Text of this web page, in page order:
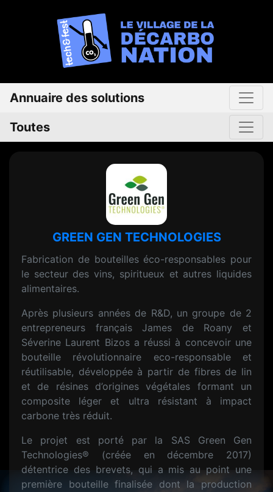
Annuaire des solutions
Toutes
GREEN GEN TECHNOLOGIES
Fabrication de bouteilles éco-responsables pour
le secteur des vins, spiritueux et autres liquides
alimentaires.
Après plusieurs années de R&D, un groupe de 2
entrepreneurs français James de Roany et
Séverine Laurent Bizos a réussi à concevoir une
bouteille révolutionnaire eco-responsable et
réutilisable, développée à partir de fibres de lin
et de résines d’origines végétales formant un
composite léger et ultra résistant à impact
carbone très réduit.
Le projet est porté par la SAS Green Gen
Technologies® (créée en décembre 2017)
détentrice des brevets, qui a mis au point une
première bouteille finalisée dont la production